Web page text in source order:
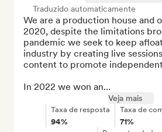
Traduzido automaticamente
We are a production house and
2020, despite the limitations
pandemic we seek to keep
industry by creating live
content to promote
In 2022 we won an...
Veja mais
Taxa de resposta
94%
Taxa de
71%